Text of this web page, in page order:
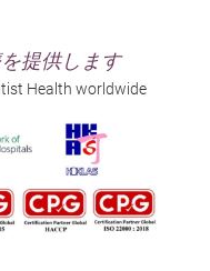
提供します
Health worldwide